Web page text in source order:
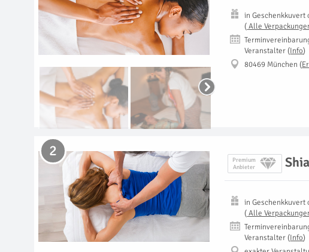
inGeschenkkuvert
( Alle
Veranstalter (Info)
80469 München (
Premium
Anbieter
2
inGeschenkkuvert
( Alle
Veranstalter (Info)